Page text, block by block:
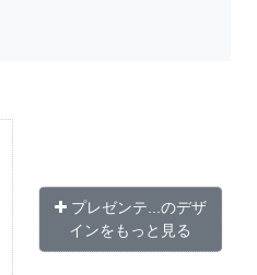
プレゼンテ...のデザ
インをもっと見る